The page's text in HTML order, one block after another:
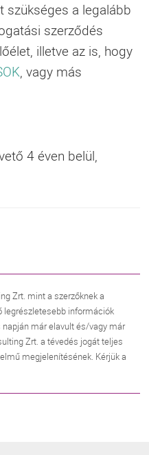
szükséges a legalább
szerződés
illetve az is, hogy
, vagy más
4 éven belül,
Zrt. mint a szerzőknek a
legrészletesebb információk
már elavult és/vagy már
Zrt. a tévedés jogát teljes
megjelenítésének. Kérjük a